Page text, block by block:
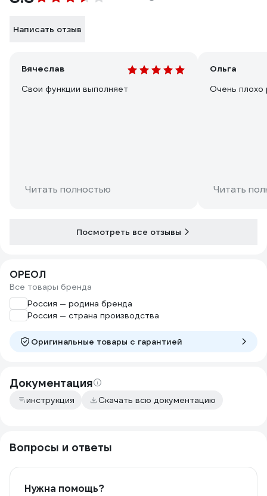
Написать отзыв
Вячеслав
Свои функции выполняет
Читать полностью
Ольга
Очень плохо
Читать
Посмотреть все отзывы
ОРЕОЛ
Все товары бренда
Россия — родина бренда
Россия — страна производства
Оригинальные товары c гарантией
Документация
инструкция Скачать всю документацию
Вопросы и ответы
Нужна помощь?